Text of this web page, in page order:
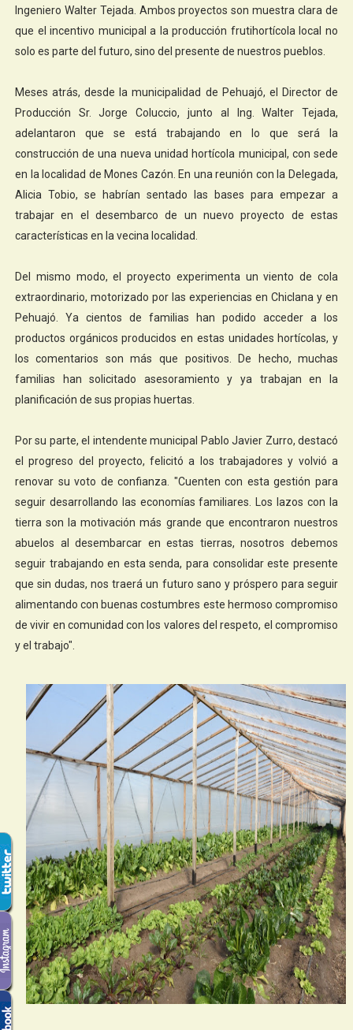
Ingeniero Walter Tejada. Ambos proyectos son muestra clara de
que el incentivo municipal a la producción frutihortícola local no
solo es parte del futuro, sino del presente de nuestros pueblos.
Meses atrás, desde la municipalidad de Pehuajó, el Director de
Producción Sr. Jorge Coluccio, junto al Ing. Walter Tejada,
adelantaron que se está trabajando en lo que será la
construcción de una nueva unidad hortícola municipal, con sede
en la localidad de Mones Cazón. En una reunión con la Delegada,
Alicia Tobio, se habrían sentado las bases para empezar a
trabajar en el desembarco de un nuevo proyecto de estas
características en la vecina localidad.
Del mismo modo, el proyecto experimenta un viento de cola
extraordinario, motorizado por las experiencias en Chiclana y en
Pehuajó. Ya cientos de familias han podido acceder a los
productos orgánicos producidos en estas unidades hortícolas, y
los comentarios son más que positivos. De hecho, muchas
familias han solicitado asesoramiento y ya trabajan en la
planificación de sus propias huertas.
Por su parte, el intendente municipal Pablo Javier Zurro, destacó
el progreso del proyecto, felicitó a los trabajadores y volvió a
renovar su voto de confianza. "Cuenten con esta gestión para
seguir desarrollando las economías familiares. Los lazos con la
tierra son la motivación más grande que encontraron nuestros
abuelos al desembarcar en estas tierras, nosotros debemos
seguir trabajando en esta senda, para consolidar este presente
que sin dudas, nos traerá un futuro sano y próspero para seguir
alimentando con buenas costumbres este hermoso compromiso
de vivir en comunidad con los valores del respeto, el compromiso
y el trabajo".